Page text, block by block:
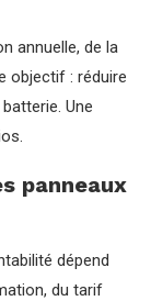
annuelle, de la
objectif : réduire
Une
panneaux
dépend
du tarif